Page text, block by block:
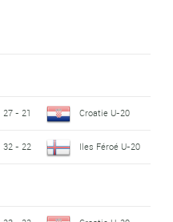
27 - 21 Croatie U-20
32 - 22 Iles Féroé U-20